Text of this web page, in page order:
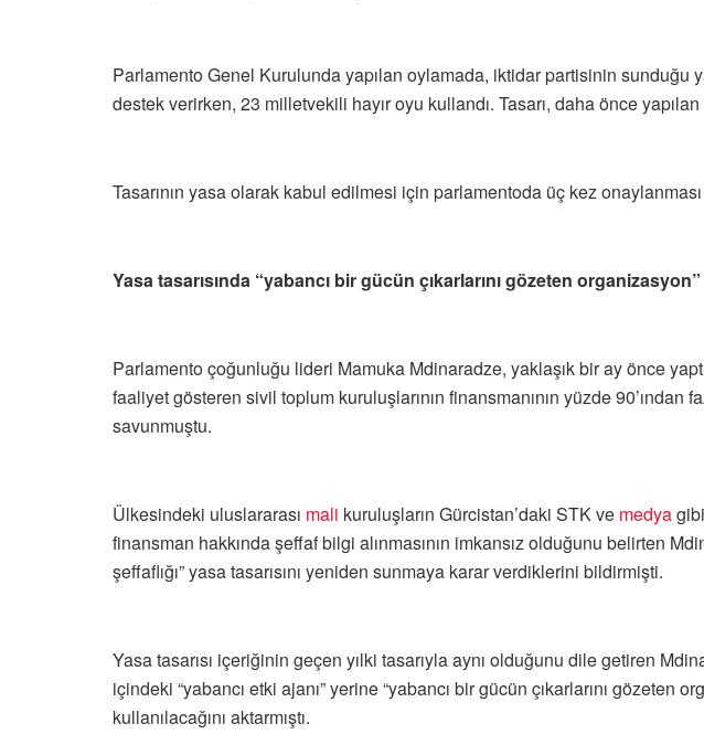
Parlamento Genel Kurulunda yapılan oylamada, iktidar partisinin sunduğu
destek verirken, 23 milletvekili hayır oyu kullandı. Tasarı, daha önce
Tasarının yasa olarak kabul edilmesi için parlamentoda üç kez
Yasa tasarısında “yabancı bir gücün çıkarlarını gözeten organizasyon”
Parlamento çoğunluğu lideri Mamuka Mdinaradze, yaklaşık bir ay önce
faaliyet gösteren sivil toplum kuruluşlarının finansmanının yüzde 90’ından
savunmuştu.
Ülkesindeki uluslararası mali kuruluşların Gürcistan’daki STK ve medya
finansman hakkında şeffaf bilgi alınmasının imkansız olduğunu belirten
şeffaflığı” yasa tasarısını yeniden sunmaya karar verdiklerini bildirmişti.
Yasa tasarısı içeriğinin geçen yılki tasarıyla aynı olduğunu dile getiren
içindeki “yabancı etki ajanı” yerine “yabancı bir gücün çıkarlarını gözeten
kullanılacağını aktarmıştı.